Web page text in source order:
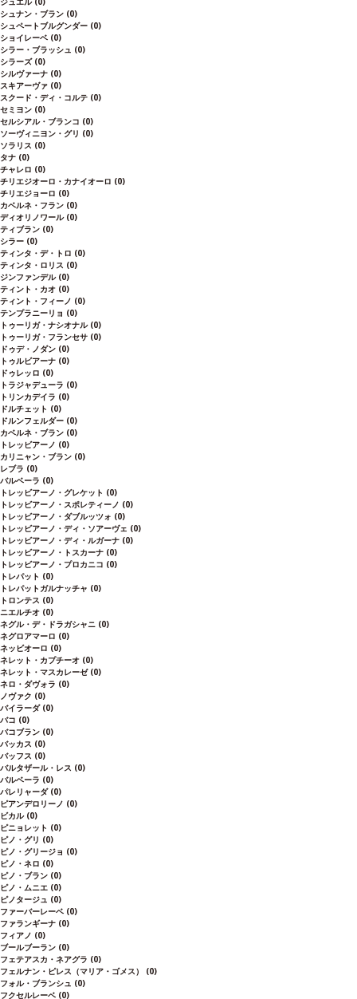
シュナン・ブラン (0)
シュペートブルグンダー (0)
ショイレーベ (0)
シラー・ブラッシュ (0)
シラーズ (0)
シルヴァーナ (0)
スキアーヴァ (0)
スクード・ディ・コルテ (0)
セミヨン (0)
セルシアル・ブランコ (0)
ソーヴィニヨン・グリ (0)
ソラリス (0)
タナ (0)
チャレロ (0)
チリエジオーロ・カナイオーロ (0)
チリエジョーロ (0)
カベルネ・フラン (0)
ディオリノワール (0)
ティブラン (0)
シラー (0)
ティンタ・デ・トロ (0)
ティンタ・ロリス (0)
ジンファンデル (0)
ティント・カオ (0)
ティント・フィーノ (0)
テンプラニーリョ (0)
トゥーリガ・ナシオナル (0)
トゥーリガ・フランセサ (0)
ドゥデ・ノダン (0)
トゥルビアーナ (0)
ドゥレッロ (0)
トラジャデューラ (0)
トリンカデイラ (0)
ドルチェット (0)
ドルンフェルダー (0)
カベルネ・ブラン (0)
トレッビアーノ (0)
カリニャン・ブラン (0)
レブラ (0)
バルベーラ (0)
トレッビアーノ・グレケット (0)
トレッビアーノ・スポレティーノ (0)
トレッビアーノ・ダブルッツォ (0)
トレッビアーノ・ディ・ソアーヴェ (0)
トレッビアーノ・ディ・ルガーナ (0)
トレッビアーノ・トスカーナ (0)
トレッビアーノ・プロカニコ (0)
トレパット (0)
トレパットガルナッチャ (0)
トロンテス (0)
ニエルチオ (0)
ネグル・デ・ドラガシャニ (0)
ネグロアマーロ (0)
ネッビオーロ (0)
ネレット・カプチーオ (0)
ネレット・マスカレーゼ (0)
ネロ・ダヴォラ (0)
ノヴァク (0)
バイラーダ (0)
バコ (0)
バコブラン (0)
バッカス (0)
バッフス (0)
バルタザール・レス (0)
バルベーラ (0)
パレリャーダ (0)
ピアンデロリーノ (0)
ビカル (0)
ピニョレット (0)
ピノ・グリ (0)
ピノ・グリージョ (0)
ピノ・ネロ (0)
ピノ・ブラン (0)
ピノ・ムニエ (0)
ピノタージュ (0)
ファーバーレーベ (0)
ファランギーナ (0)
フィアノ (0)
ブールブーラン (0)
フェテアスカ・ネアグラ (0)
フェルナン・ピレス（マリア・ゴメス） (0)
フォル・ブランシュ (0)
フクセルレーベ (0)